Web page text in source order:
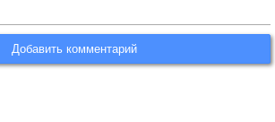
Добавить комментарий